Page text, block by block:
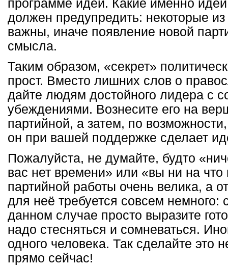
программе идей. Какие именно
должен предупредить: некоторые
важны, иначе появление новой
смысла.
Таким образом, «секрет»
прост. Вместо лишних слов о
дайте людям достойного лидера с
убеждениями. Вознесите его на
партийной, а затем, по
он при вашей поддержке сделает
Пожалуйста, не думайте, будто
вас нет времени» или «вы ни на
партийной работы очень велика, а
для неё требуется совсем немного:
данном случае просто выразите
надо стесняться и сомневаться.
одного человека. Так сделайте это
прямо сейчас!